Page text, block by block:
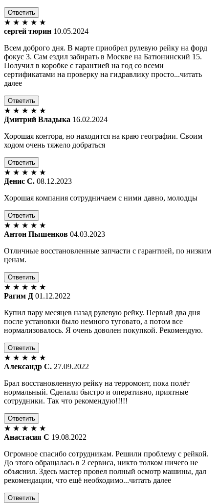
Ответить
★ ★ ★ ★ ★
сергей тюрин 10.05.2024
Всем доброго дня. В марте приобрел рулевую рейку на форд
фокус 3. Сам ездил забирать в Москве на Батюнинский 15.
Получил в коробке с гарантией на год со всеми
сертификатами на проверку на гидравлику просто...читать
далее
Ответить
★ ★ ★ ★ ★
Дмитрий Владыка 16.02.2024
Хорошая контора, но находится на краю географии. Своим
ходом очень тяжело добраться
Ответить
★ ★ ★ ★ ★
Денис С. 08.12.2023
Хорошая компания сотрудничаем с ними давно, молодцы
Ответить
★ ★ ★ ★ ★
Антон Пышенков 04.03.2023
Отличные восстановленные запчасти с гарантией, по низким
ценам.
Ответить
★ ★ ★ ★ ★
Рагим Д 01.12.2022
Купил пару месяцев назад рулевую рейку. Первый два дня
после установки было немного туговато, а потом все
нормализовалось. Я очень доволен покупкой. Рекомендую.
Ответить
★ ★ ★ ★ ★
Александр С. 27.09.2022
Брал восстановленную рейку на терромонт, пока полёт
нормальный. Сделали быстро и оперативно, приятные
сотрудники. Так что рекомендую!!!!!
Ответить
★ ★ ★ ★ ★
Анастасия С 19.08.2022
Огромное спасибо сотрудникам. Решили проблему с рейкой.
До этого обращалась в 2 сервиса, никто толком ничего не
объяснил. Здесь мастер провел полный осмотр машины, дал
рекомендации, что ещё необходимо...читать далее
Ответить